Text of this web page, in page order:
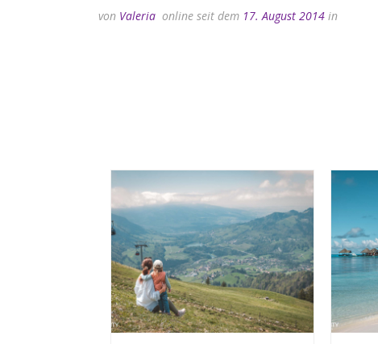
von Valeria online seit dem 17. August 2014 in